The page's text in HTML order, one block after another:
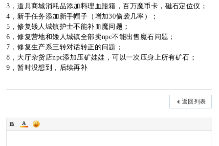
uz
!
3，道具商城消耗品添加料理血瓶箱，百万魔币卡，磁石定位仪；
4，新手任务添加新手帽子（增加30偷袭几率）；
5，修复矮人城镇护士不能补血魔问题；
6，修复营地和矮人城镇全部卖npc不能出售魔石问题；
7，修复生产系三转对话转正的问题；
8，大厅杂货店npc添加压矿娃娃，可以一次压身上所有矿石；
9，暂时没想到，后续再补
返回列表